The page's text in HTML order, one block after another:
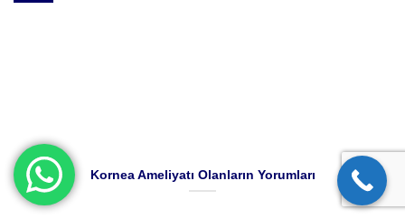
Kornea Ameliyatı Olanların Yorumları